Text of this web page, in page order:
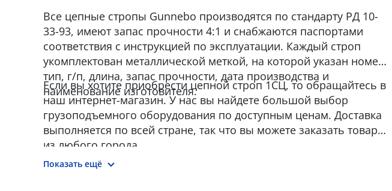
Все цепные стропы Gunnebo производятся по стандарту РД 10-
33-93, имеют запас прочности 4:1 и снабжаются паспортами
соответствия с инструкцией по эксплуатации. Каждый строп
укомплектован металлической меткой, на которой указан номер,
тип, г/п, длина, запас прочности, дата производства и
наименование изготовителя.
Если вы хотите приобрести цепной строп 1СЦ, то обращайтесь в
наш интернет-магазин. У нас вы найдете большой выбор
грузоподъемного оборудования по доступным ценам. Доставка
выполняется по всей стране, так что вы можете заказать товар
из любого города.
Показать ещё